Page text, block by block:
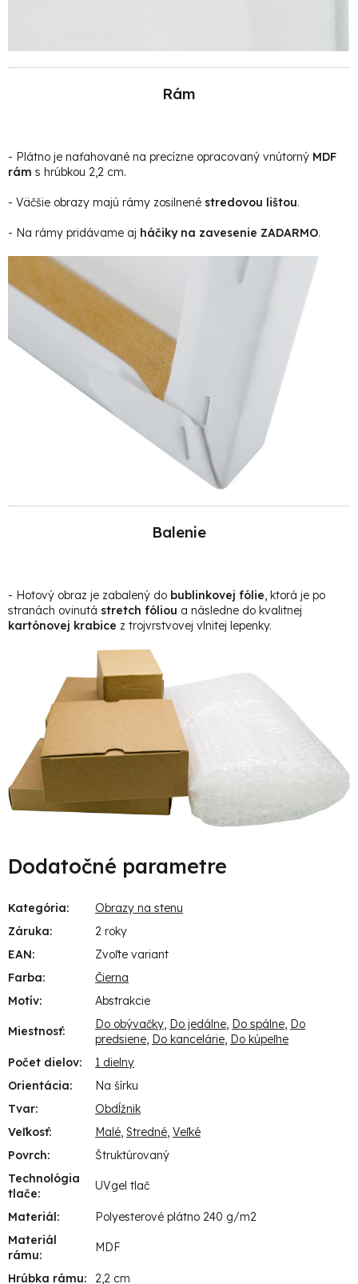
Rám
- Plátno je naťahované na precízne opracovaný vnútorný MDF
rám s hrúbkou 2,2 cm.
- Väčšie obrazy majú rámy zosilnené stredovou lištou.
- Na rámy pridávame aj háčiky na zavesenie ZADARMO.
Balenie
- Hotový obraz je zabalený do bublinkovej fólie, ktorá je po
stranách ovinutá stretch fóliou a následne do kvalitnej
kartónovej krabice z trojvrstvovej vlnitej lepenky.
Dodatočné parametre
Kategória:
Obrazy na stenu
Záruka:
2 roky
EAN:
Zvoľte variant
Farba:
Čierna
Motív: Abstrakcie
Miestnosť: Do obývačky, Do jedálne, Do spálne, Do
predsiene, Do kancelárie, Do kúpeľne
Počet dielov:
1 dielny
Orientácia:
Na šírku
Tvar:
Obdĺžnik
Veľkosť: Malé, Stredné, Veľké
Povrch:
Štruktúrovaný
Technológia
tlače:
UVgel tlač
Materiál:
Polyesterové plátno 240 g/m2
Materiál
rámu:
MDF
Hrúbka rámu: 2,2 cm